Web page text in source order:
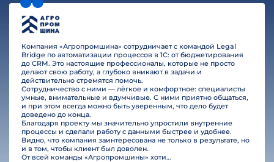
Компания «Агропромшина» сотрудничает с командой Legal
Bridge по автоматизации процессов в 1С: от бюджетирования
до CRM. Это настоящие профессионалы, которые не просто
делают свою работу, а глубоко вникают в задачи и
действительно стремятся помочь.
Сотрудничество с ними — лёгкое и комфортное: специалисты
умные, внимательные и вдумчивые. С ними приятно общаться,
и при этом всегда можно быть уверенным, что дело будет
доведено до конца.
Благодаря проекту мы значительно упростили внутренние
процессы и сделали работу с данными быстрее и удобнее.
Видно, что компания заинтересована не только в результате, но
и в том, чтобы клиент был доволен.
От всей команды «Агропромшины» хотим поблагодарить специалистов Legal Bridge за отличную работу и человеческое отношение.…